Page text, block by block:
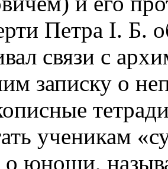
Петра I. Б.
связи с
записку о
ученикам
о юноши,